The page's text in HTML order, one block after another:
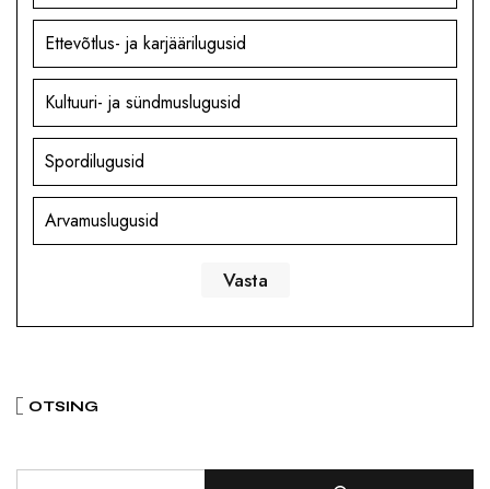
Ettevõtlus- ja karjäärilugusid
Kultuuri- ja sündmuslugusid
Spordilugusid
Arvamuslugusid
OTSING